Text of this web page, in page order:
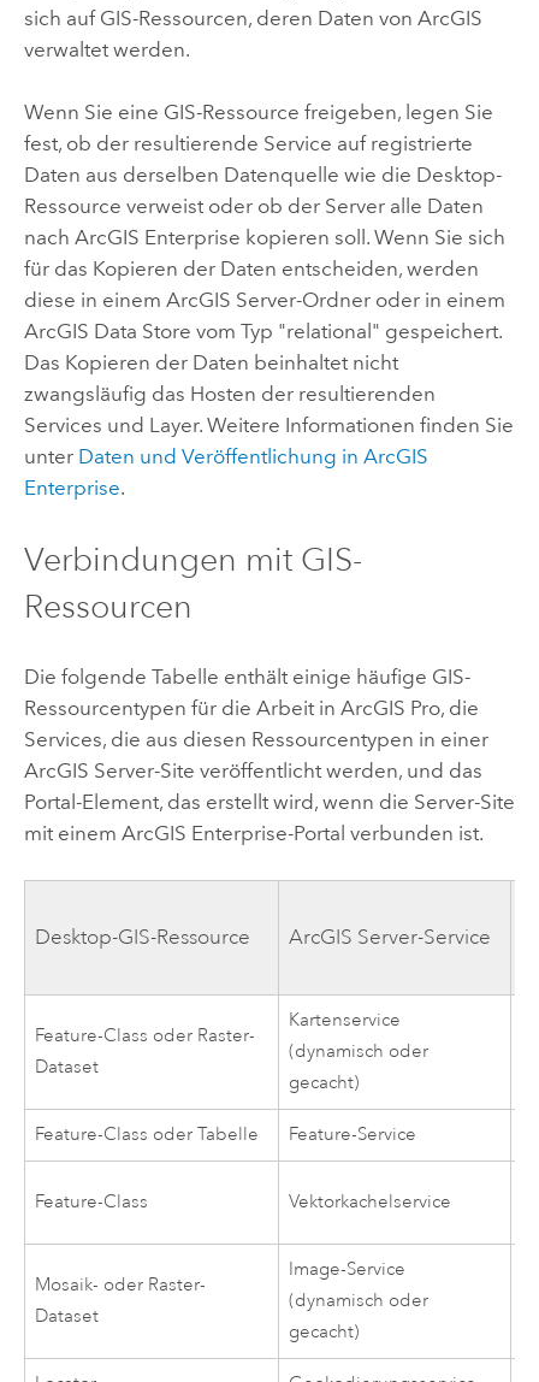
sich auf GIS-Ressourcen, deren Daten von ArcGIS
verwaltet werden.
Wenn Sie eine GIS-Ressource freigeben, legen Sie
fest, ob der resultierende Service auf registrierte
Daten aus derselben Datenquelle wie die Desktop-
Ressource verweist oder ob der Server alle Daten
nach ArcGIS Enterprise kopieren soll. Wenn Sie sich
für das Kopieren der Daten entscheiden, werden
diese in einem ArcGIS Server-Ordner oder in einem
ArcGIS Data Store vom Typ "relational" gespeichert.
Das Kopieren der Daten beinhaltet nicht
zwangsläufig das Hosten der resultierenden
Services und Layer. Weitere Informationen finden Sie
unter Daten und Veröffentlichung in ArcGIS
Enterprise.
Verbindungen mit GIS-
Ressourcen
Die folgende Tabelle enthält einige häufige GIS-
Ressourcentypen für die Arbeit in ArcGIS Pro, die
Services, die aus diesen Ressourcentypen in einer
ArcGIS Server-Site veröffentlicht werden, und das
Portal-Element, das erstellt wird, wenn die Server-Site
mit einem ArcGIS Enterprise-Portal verbunden ist.
Desktop-GIS-Ressource ArcGIS Server-Service
Feature-Class oder Raster-
Dataset
Kartenservice
(dynamisch oder
gecacht)
Feature-Class oder Tabelle Feature-Service
Feature-Class Vektorkachelservice
Mosaik- oder Raster-
Dataset
Image-Service
(dynamisch oder
gecacht)